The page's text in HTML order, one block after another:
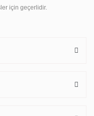
için geçerlidir.